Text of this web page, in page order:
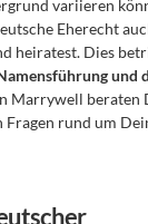
variieren
Eherecht
heiratest. Dies
und
Marrywell beraten
Fragen rund um